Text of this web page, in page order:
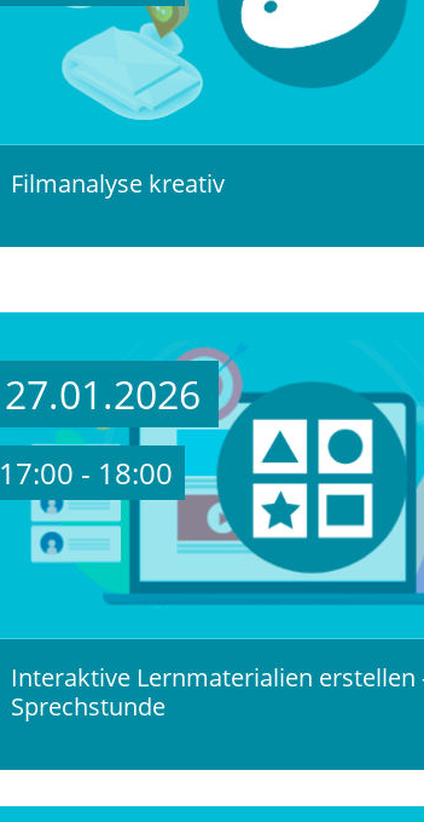
Filmanalyse kreativ
27.01.2026
17:00 - 18:00
Interaktive Lernmaterialien erstellen
Sprechstunde